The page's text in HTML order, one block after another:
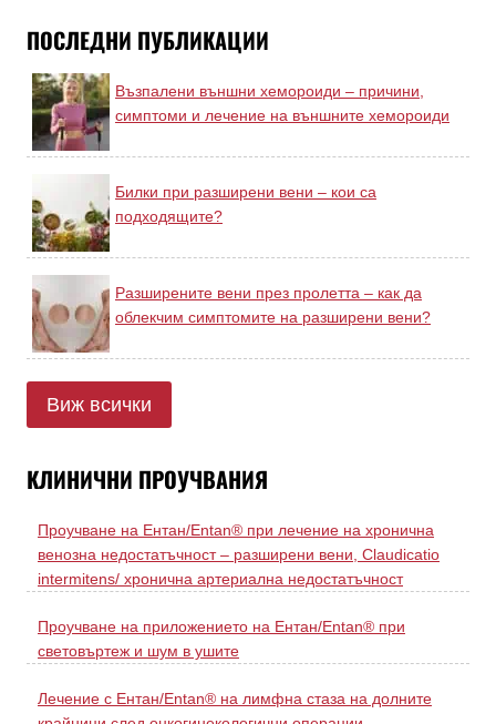
ПОСЛЕДНИ ПУБЛИКАЦИИ
Възпалени външни хемороиди – причини,
симптоми и лечение на външните хемороиди
Билки при разширени вени – кои са
подходящите?
Разширените вени през пролетта – как да
облекчим симптомите на разширени вени?
Виж всички
КЛИНИЧНИ ПРОУЧВАНИЯ
Проучване на Ентан/Entan® при лечение на хронична
венозна недостатъчност – разширени вени, Claudicatio
intermitens/ хронична артериална недостатъчност
Проучване на приложението на Ентан/Entan® при
световъртеж и шум в ушите
Лечение с Ентан/Entan® на лимфна стаза на долните